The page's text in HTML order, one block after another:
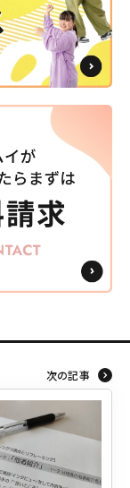
次の記事